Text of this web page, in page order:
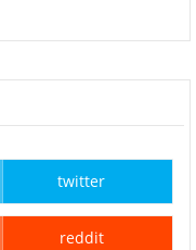
twitter
reddit